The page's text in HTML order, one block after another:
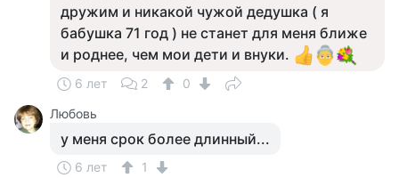
дружим и никакой чужой дедушка ( я
бабушка 71 год ) не станет для меня ближе
и роднее, чем мои дети и внуки.
6 лет 2
0
Любовь
у меня срок более длинный...
6 лет
1